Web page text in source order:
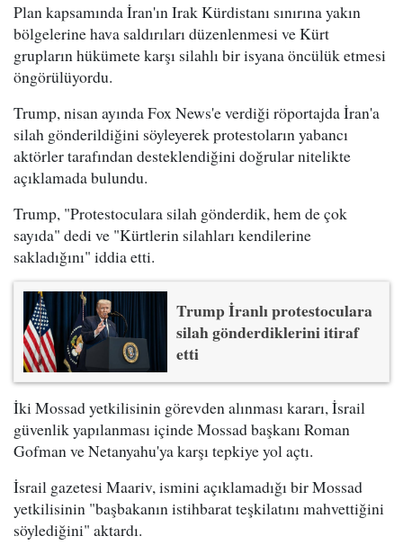
Plan kapsamında İran'ın Irak Kürdistanı sınırına yakın
bölgelerine hava saldırıları düzenlenmesi ve Kürt
grupların hükümete karşı silahlı bir isyana öncülük etmesi
öngörülüyordu.
Trump, nisan ayında Fox News'e verdiği röportajda İran'a
silah gönderildiğini söyleyerek protestoların yabancı
aktörler tarafından desteklendiğini doğrular nitelikte
açıklamada bulundu.
Trump, "Protestoculara silah gönderdik, hem de çok
sayıda" dedi ve "Kürtlerin silahları kendilerine
sakladığını" iddia etti.
Trump İranlı protestoculara
silah gönderdiklerini itiraf
etti
İki Mossad yetkilisinin görevden alınması kararı, İsrail
güvenlik yapılanması içinde Mossad başkanı Roman
Gofman ve Netanyahu'ya karşı tepkiye yol açtı.
İsrail gazetesi Maariv, ismini açıklamadığı bir Mossad
yetkilisinin "başbakanın istihbarat teşkilatını mahvettiğini
söylediğini" aktardı.